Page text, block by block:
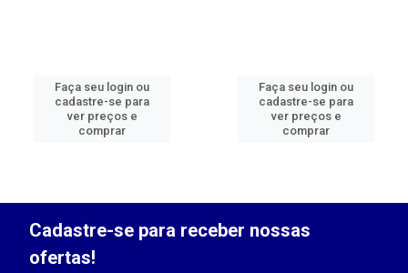
Faça seu login ou
cadastre-se para
ver preços e
comprar
Faça seu login ou
cadastre-se para
ver preços e
comprar
Cadastre-se para receber nossas
ofertas!